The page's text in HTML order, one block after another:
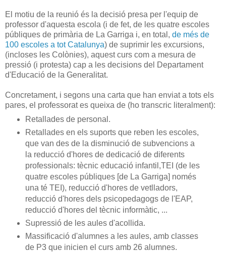
El motiu de la reunió és la decisió presa per l'equip de
professor d'aquesta escola (i de fet, de les quatre escoles
públiques de primària de La Garriga i, en total, de més de
100 escoles a tot Catalunya) de suprimir les excursions,
(incloses les Colònies), aquest curs com a mesura de
pressió (i protesta) cap a les decisions del Departament
d'Educació de la Generalitat.
Concretament, i segons una carta que han enviat a tots els
pares, el professorat es queixa de (ho transcric literalment):
Retallades de personal.
Retallades en els suports que reben les escoles,
que van des de la disminució de subvencions a
la reducció d'hores de dedicació de diferents
professionals: tècnic educació infantil,TEI (de les
quatre escoles públiques [de La Garriga] només
una té TEI), reducció d'hores de vetlladors,
reducció d'hores dels psicopedagogs de l'EAP,
reducció d'hores del tècnic informàtic, ...
Supressió de les aules d'acollida.
Massificació d'alumnes a les aules, amb classes
de P3 que inicien el curs amb 26 alumnes.